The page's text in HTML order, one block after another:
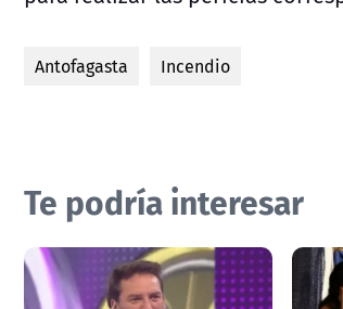
Antofagasta Incendio
Te podría interesar